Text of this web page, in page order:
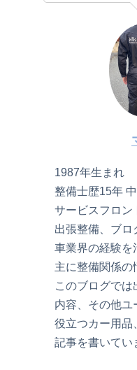
1987年生まれ
整備士歴15年
サービスフロン
出張整備、ブロ
車業界の経験を
主に整備関係の
このブログで
内容、その他ユ
役立つカー用品
記事を書いてい